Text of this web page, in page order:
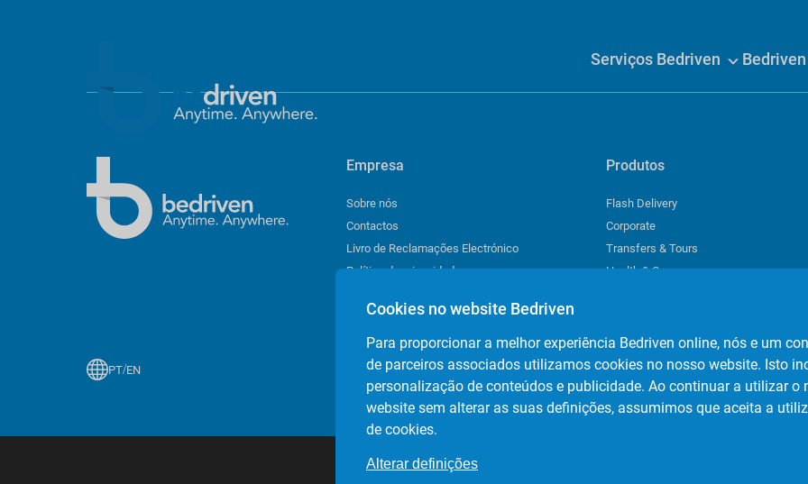
Cookies no website Bedriven
Para proporcionar a melhor experiência Bedriven online, nós e um
de parceiros associados utilizamos cookies no nosso website. Isto
personalização de conteúdos e publicidade. Ao continuar a utilizar o
website sem alterar as suas definições, assumimos que aceita a
de cookies.
Alterar definições
Serviços Bedriven
Empresa
Sobre nós
Contactos
Livro de Reclamações Electrónico
Política de privacidade
Produtos
Flash Delivery
Corporate
Transfers & Tours
Health & Care
PT/EN Download a nossa app